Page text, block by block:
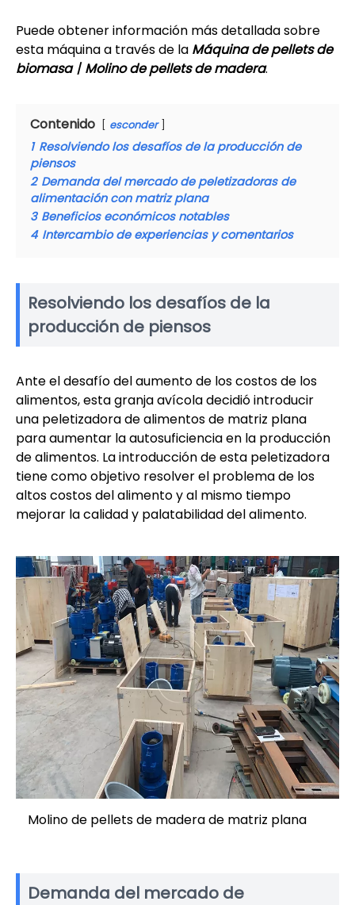
Puede obtener información más detallada sobre
esta máquina a través de la Máquina de pellets de
biomasa丨Molino de pellets de madera.
Contenido esconder
1 Resolviendo los desafíos de la producción de
piensos
2 Demanda del mercado de peletizadoras de
alimentación con matriz plana
3 Beneficios económicos notables
4 Intercambio de experiencias y comentarios
Resolviendo los desafíos de la
producción de piensos
Ante el desafío del aumento de los costos de los
alimentos, esta granja avícola decidió introducir
una peletizadora de alimentos de matriz plana
para aumentar la autosuficiencia en la producción
de alimentos. La introducción de esta peletizadora
tiene como objetivo resolver el problema de los
altos costos del alimento y al mismo tiempo
mejorar la calidad y palatabilidad del alimento.
Molino de pellets de madera de matriz plana
Demanda del mercado de